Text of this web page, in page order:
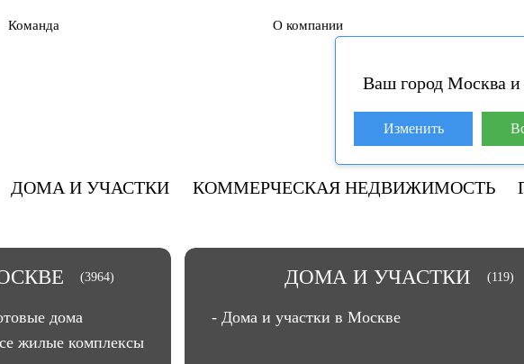
Команда О компании
База
+7
ДОМА И УЧАСТКИ КОММЕРЧЕСКАЯ НЕДВИЖИМОСТЬ
Ваш город Москва и
Изменить
(3964)
дома
жилые комплексы
(119)
ДОМА И УЧАСТКИ
- Дома и участки в Москве